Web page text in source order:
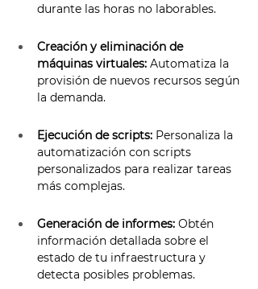
durante las horas no laborables.
Creación y eliminación de
máquinas virtuales: Automatiza la
provisión de nuevos recursos según
la demanda.
Ejecución de scripts: Personaliza la
automatización con scripts
personalizados para realizar tareas
más complejas.
Generación de informes: Obtén
información detallada sobre el
estado de tu infraestructura y
detecta posibles problemas.